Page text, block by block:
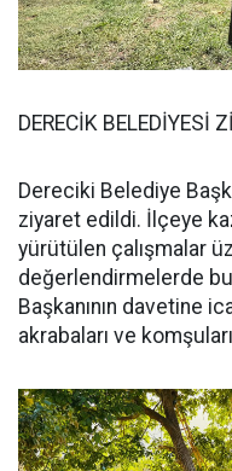
DERECİK BELEDİYESİ
Dereciki Belediye
ziyaret edildi. İlçeye
yürütülen çalışmalar
değerlendirmelerde
Başkanının davetine
akrabaları ve